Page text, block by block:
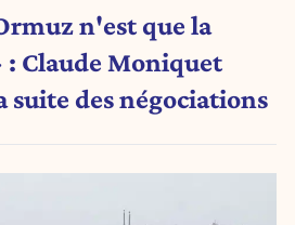
n'est que la
Claude Moniquet
suite des négociations